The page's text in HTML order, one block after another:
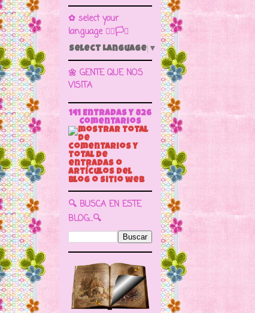
✿ select your
language 🏳️‍🌈🏳️🏁
Select Language ▼
🌼 GENTE QUE NOS
VISITA
141 Entradas y 826
Comentarios
🔍 BUSCA EN ESTE
BLOG...🔍